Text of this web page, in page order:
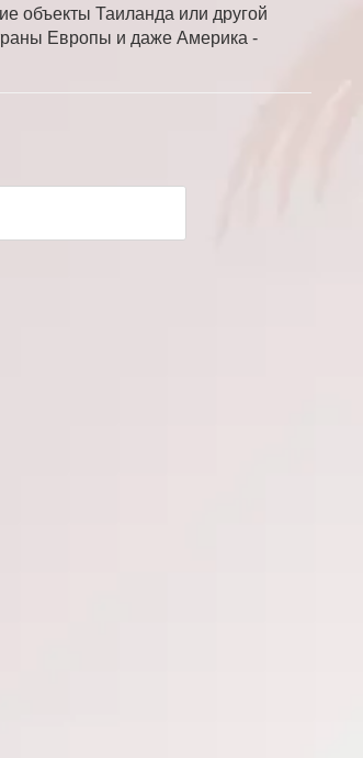
объекты Таиланда или другой
Европы и даже Америка -